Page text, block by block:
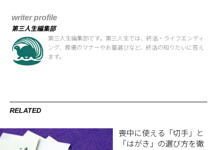
writer profile
第三人生編集部
第三人生編集部です。第三人生では、終活・ライフエンディ
ング、葬儀のマナーやお墓選びなど、終活の知りたいに答え
ます。
RELATED
喪中に使える「切手」と
「はがき」の選び方を徹